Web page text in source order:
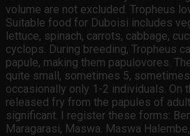
volume are not excluded. Tropheus
Suitable food for Duboisi includes
lettuce, spinach, carrots, cabbage,
cyclops. During breeding, Tropheus
papule, making them papulovores.
quite small, sometimes 5,
occasionally only 1-2 individuals. On
released fry from the papules of
significant. I register these forms:
Maragarasi, Maswa. Maswa Halembe,